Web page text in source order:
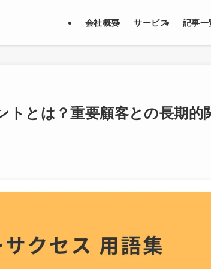
会社概要 サービス 記事一
とは？重要顧客との長期的